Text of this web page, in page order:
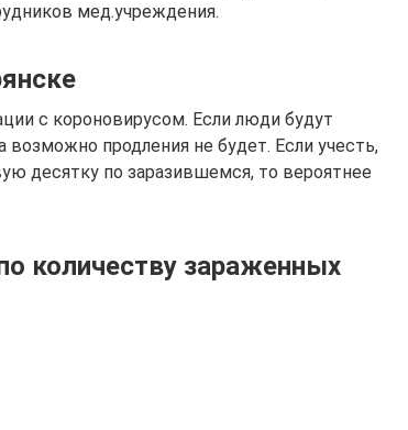
мед.учреждения.
с короновирусом. Если люди будут
продления не будет. Если учесть,
десятку по заразившемся, то вероятнее
количеству зараженных